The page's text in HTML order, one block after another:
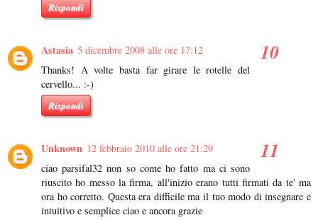
Rispondi
Astasia 5 dicembre 2008 alle ore 17:12
Thanks! A volte basta far girare le rotelle del
cervello... :-)
Rispondi
Unknown 12 febbraio 2010 alle ore 21:29
ciao parsifal32 non so come ho fatto ma ci sono
riuscito ho messo la firma, all'inizio erano tutti firmati da te' ma
ora ho corretto. Questa era difficile ma il tuo modo di insegnare e
intuitivo e semplice ciao e ancora grazie